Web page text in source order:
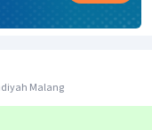
Malang